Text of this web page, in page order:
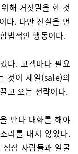
해 거짓말을 한 것
다. 다만 진실을 먼
법적인 행동이다.
다. 고객마다 필요
것이 세일(sale)의
고 오는 전략이다.
만나 대화를 해야
리를 내지 않았다.
점 사람들과 얼굴